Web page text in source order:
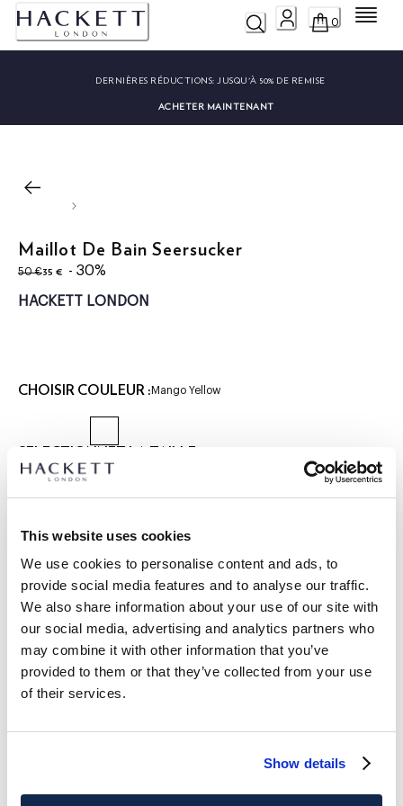
This website uses cookies
We use cookies to personalise content and ads, to
provide social media features and to analyse our traffic.
We also share information about your use of our site with
our social media, advertising and analytics partners who
may combine it with other information that you’ve
provided to them or that they’ve collected from your use
of their services.
Show details
0 Menu
DERNIÈRES RÉDUCTIONS: JUSQU'À 50% DE REMISE
ACHETER MAINTENANT
Maillot De Bain Seersucker
50 €
original price 50 €
35 €
current price 35 €
- 30%
HACKETT LONDON
CHOISIR COULEUR : Mango Yellow
SÉLECTIONNEZ LA TAILLE :
DÉTAILS DU PRODUIT
DESCRIPTION
HKB100003
-Maillot de bain regular en seersucker confectionné en tissu
mélangé de coton.
-Taille entièrement élastiquée avec doublure contrastante.
de marque.
-Poches latérales, arrière et pochette intérieure.
LIVRAISON ET RETOURS
Livraison et retours gratuits
Express: entre 48-72 heures ouvrables